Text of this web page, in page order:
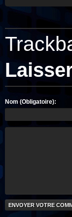
Nom (Obligatoire):